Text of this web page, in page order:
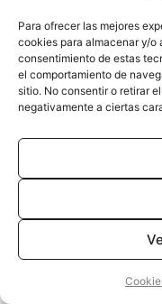
Para ofrecer las mejores
cookies para almacenar y/o
consentimiento de estas
el comportamiento de
sitio. No consentir o retirar
negativamente a ciertas